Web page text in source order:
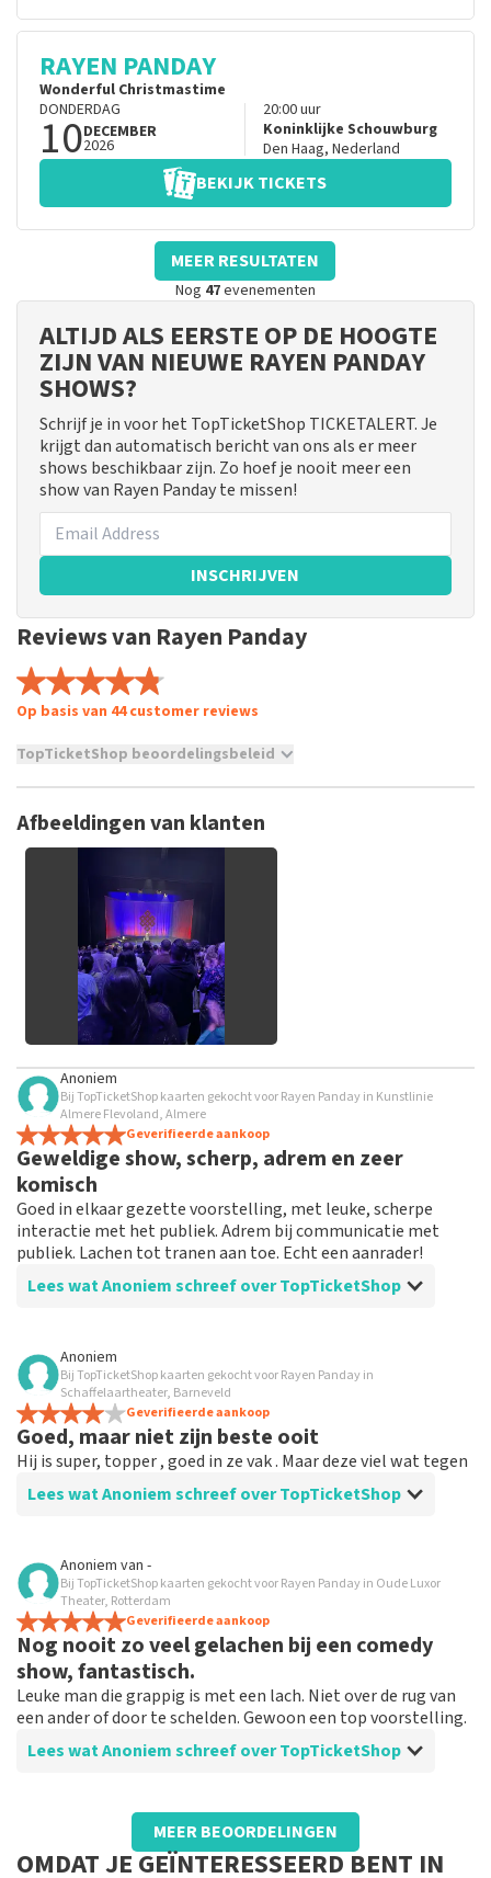
RAYEN PANDAY
Wonderful Christmastime
DONDERDAG
10DECEMBER
2026
20:00uur
Koninklijke Schouwburg
Den Haag, Nederland
BEKIJK TICKETS
MEER RESULTATEN
Nog 47evenementen
ALTIJD ALS EERSTE OP DE HOOGTE
ZIJN VAN NIEUWE RAYEN PANDAY
SHOWS?
Schrijf je in voor het TopTicketShop TICKETALERT. Je
krijgt dan automatisch bericht van ons als er meer
shows beschikbaar zijn. Zo hoef je nooit meer een
show van Rayen Panday te missen!
INSCHRIJVEN
Reviews van Rayen Panday
Op basis van 44 customer reviews
TopTicketShop beoordelingsbeleid
niet mogelijk om een review achter te laten als je geen
tickets hebt aangeschaft bij TopTicketShop. Reviews met
Het kan enkele weken duren voordat een review wordt
Afbeeldingen van klanten
Anoniem
Bij TopTicketShop kaarten gekocht voor Rayen Panday in Kunstlinie
Almere Flevoland, Almere
Geverifieerde aankoop
Geweldige show, scherp, adrem en zeer
komisch
Goed in elkaar gezette voorstelling, met leuke, scherpe
interactie met het publiek. Adrem bij communicatie met
publiek. Lachen tot tranen aan toe. Echt een aanrader!
Lees wat Anoniem schreef over TopTicketShop
Beoordeling van Anoniem over
Eenvoudig bestel site
Tickets eenvoudig te bestellen als een voorstelling is
uitverkocht
Anoniem
Bij TopTicketShop kaarten gekocht voor Rayen Panday in
Schaffelaartheater, Barneveld
Geverifieerde aankoop
Goed, maar niet zijn beste ooit
Hij is super, topper , goed in ze vak . Maar deze viel wat tegen
Lees wat Anoniem schreef over TopTicketShop
Beoordeling van Anoniem over
Prima , maar duur
Goede service
Anoniem van -
Bij TopTicketShop kaarten gekocht voor Rayen Panday in Oude Luxor
Theater, Rotterdam
Geverifieerde aankoop
Nog nooit zo veel gelachen bij een comedy
show, fantastisch.
Leuke man die grappig is met een lach. Niet over de rug van
een ander of door te schelden. Gewoon een top voorstelling.
Lees wat Anoniem schreef over TopTicketShop
Beoordeling van Anoniem overTopTicketShop
prima.
MEER BEOORDELINGEN
OMDAT JE GEÏNTERESSEERD BENT IN